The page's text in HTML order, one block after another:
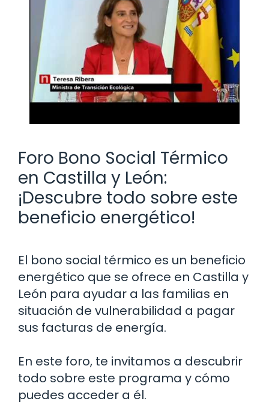
Foro Bono Social Térmico
en Castilla y León:
¡Descubre todo sobre este
beneficio energético!
El bono social térmico es un beneficio
energético que se ofrece en Castilla y
León para ayudar a las familias en
situación de vulnerabilidad a pagar
sus facturas de energía.
En este foro, te invitamos a descubrir
todo sobre este programa y cómo
puedes acceder a él.